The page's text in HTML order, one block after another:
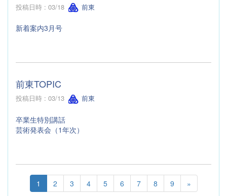
投稿日時 : 03/18 前東
新着案内3月号
前東TOPIC
投稿日時 : 03/13 前東
卒業生特別講話
芸術発表会（1年次）
1 2 3 4 5 6 7 8 9 »